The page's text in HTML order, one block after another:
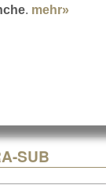
. mehr»
SUB